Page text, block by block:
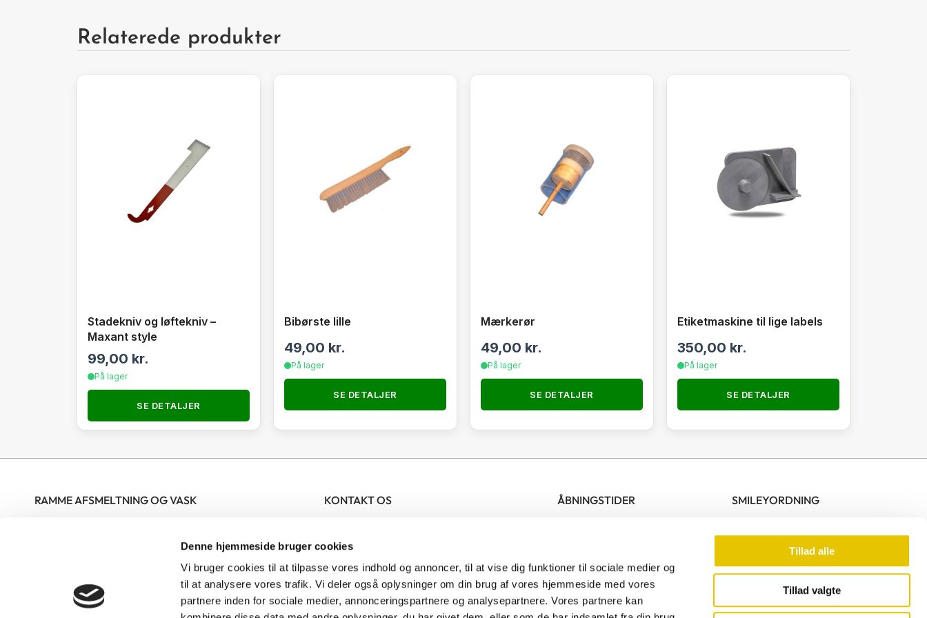
Denne hjemmeside bruger cookies
Vi bruger cookies til at tilpasse vores indhold og annoncer, til at vise dig funktioner til sociale medier og
til at analysere vores trafik. Vi deler også oplysninger om din brug af vores hjemmeside med vores
partnere inden for sociale medier, annonceringspartnere og analysepartnere. Vores partnere kan
Tillad alle
Tillad valgte
Relaterede produkter
Stadekniv og løftekniv –
Maxant style
99,00 kr.
På lager
SE DETALJER
Bibørste lille
49,00 kr.
På lager
SE DETALJER
Mærkerør
49,00 kr.
På lager
SE DETALJER
Etiketmaskine til lige labels
350,00 kr.
På lager
SE DETALJER
RAMME AFSMELTNING OG VASK
afsmeltning hele året i butikkens åbningstid. Rammerne skal
være bundtet og mærket med tydeligt navn og telefonnummer
på hver sæk. Gerne op til 25 rammer pr bundt men ikke over 15
kg pr bundt. Skrællevoks skal afleveres i poser eller sække med
KONTAKT OS
Ølsvej 46
9500 Hobro
Denmark
CVR: 41481277
Tilbud
Honning
Bestøvning
ÅBNINGSTIDER SMILEYORDNING
F